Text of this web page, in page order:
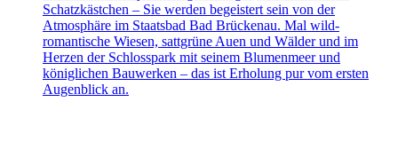
Schatzkästchen – Sie werden begeistert sein von der
Atmosphäre im Staatsbad Bad Brückenau. Mal wild-
romantische Wiesen, sattgrüne Auen und Wälder und im
Herzen der Schlosspark mit seinem Blumenmeer und
königlichen Bauwerken – das ist Erholung pur vom ersten
Augenblick an.